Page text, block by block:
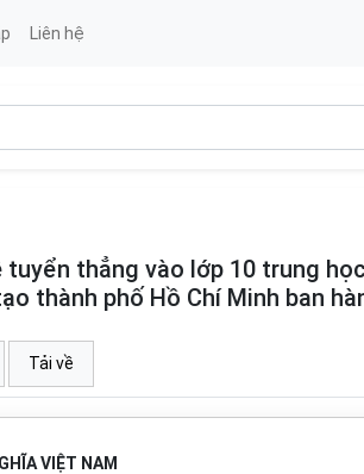
Liên hệ
tuyển thẳng vào lớp 10 trung
thành phố Hồ Chí Minh ban
Tải về
VIỆT NAM